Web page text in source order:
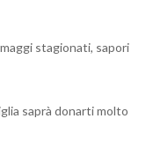
stagionati, sapori
saprà donarti molto